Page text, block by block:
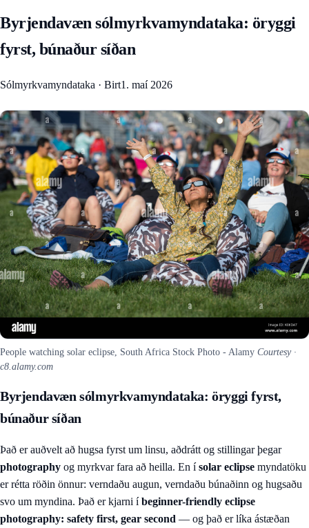
Byrjendavæn sólmyrkvamyndataka: öryggi
fyrst, búnaður síðan
Sólmyrkvamyndataka · Birt1. maí 2026
People watching solar eclipse, South Africa Stock Photo - Alamy Courtesy ·
c8.alamy.com
Byrjendavæn sólmyrkvamyndataka: öryggi fyrst,
búnaður síðan
Það er auðvelt að hugsa fyrst um linsu, aðdrátt og stillingar þegar
photography og myrkvar fara að heilla. En ísolar eclipse myndatöku
er rétta röðin önnur: verndaðu augun, verndaðu búnaðinn og hugsaðu
svo um myndina. Það er kjarni íbeginner-friendly eclipse
photography: safety first, gear second — og það er líka ástæðan